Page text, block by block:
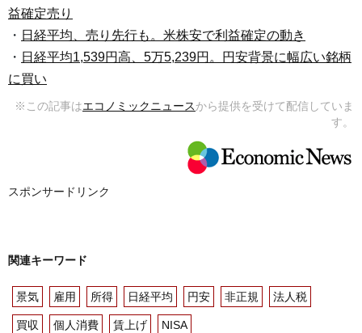
益確定売り
・ 日経平均、売り先行も。米株安で利益確定の動き
・ 日経平均1,539円高、5万5,239円。円安背景に幅広い銘柄
に買い
※この記事はエコノミックニュースから提供を受けて配信していま
す。
スポンサードリンク
関連キーワード
景気 雇用 所得 日経平均 円安 非正規 法人税
買収 個人消費 賃上げ NISA